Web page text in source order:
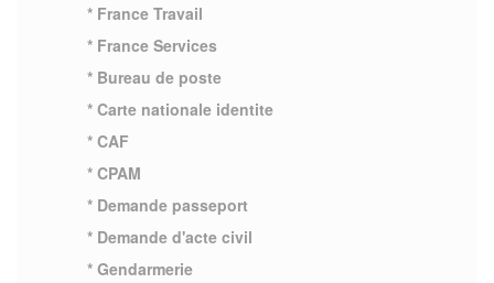
* France Travail
* France Services
* Bureau de poste
* Carte nationale identite
* CAF
* CPAM
* Demande passeport
* Demande d'acte civil
* Gendarmerie